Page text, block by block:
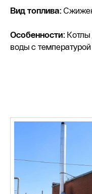
Вид топлива:
Особенности: Котлы
воды с